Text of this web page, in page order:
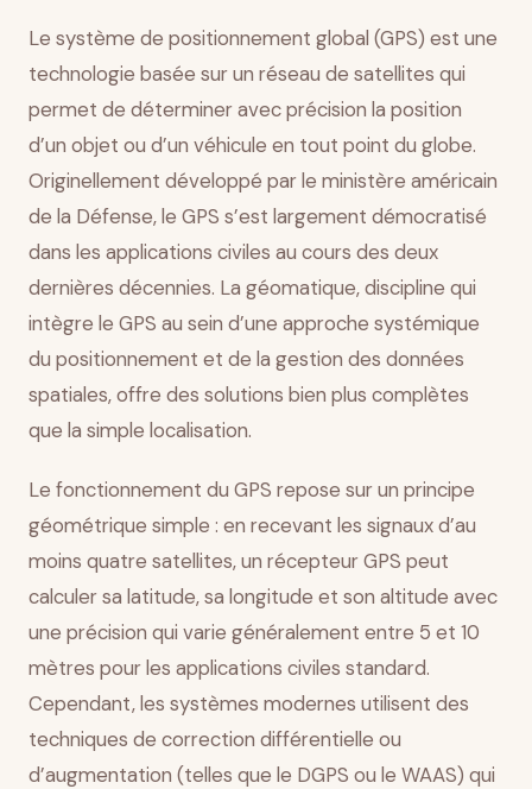
Le système de positionnement global (GPS) est une
technologie basée sur un réseau de satellites qui
permet de déterminer avec précision la position
d’un objet ou d’un véhicule en tout point du globe.
Originellement développé par le ministère américain
de la Défense, le GPS s’est largement démocratisé
dans les applications civiles au cours des deux
dernières décennies. La géomatique, discipline qui
intègre le GPS au sein d’une approche systémique
du positionnement et de la gestion des données
spatiales, offre des solutions bien plus complètes
que la simple localisation.
Le fonctionnement du GPS repose sur un principe
géométrique simple : en recevant les signaux d’au
moins quatre satellites, un récepteur GPS peut
calculer sa latitude, sa longitude et son altitude avec
une précision qui varie généralement entre 5 et 10
mètres pour les applications civiles standard.
Cependant, les systèmes modernes utilisent des
techniques de correction différentielle ou
d’augmentation (telles que le DGPS ou le WAAS) qui